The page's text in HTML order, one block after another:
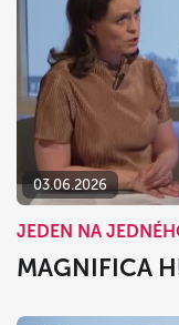
03.06.2026
JEDEN NA
MAGNIFICA